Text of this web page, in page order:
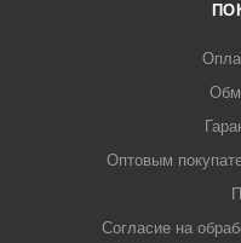
Оптовым
Согласие на